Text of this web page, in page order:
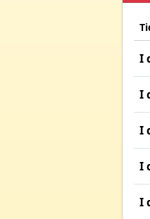
I
I
I
I
I